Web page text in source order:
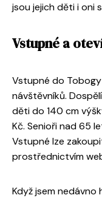
jsou jejich děti i oni
Vstupné a
Vstupné do Tobogy
návštěvníků.
děti do 140 cm
Kč. Senioři nad 65
Vstupné lze
prostřednictvím
Když jsem